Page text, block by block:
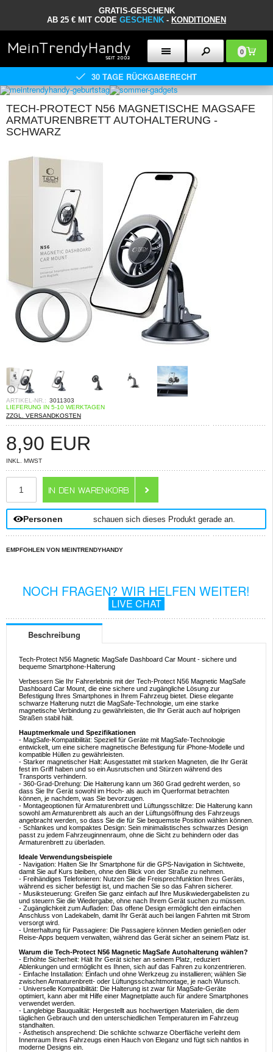
GRATIS-GESCHENK
AB 25 € MIT CODE GESCHENK - KONDITIONEN
0
30 TAGE RÜCKGABERECHT
TECH-PROTECT N56 MAGNETISCHE MAGSAFE
ARMATURENBRETT AUTOHALTERUNG -
SCHWARZ
ARTIKEL-NR.: 3011303
LIEFERUNG IN 5-10 WERKTAGEN
ZZGL. VERSANDKOSTEN
8,90 EUR
INKL. MWST
Personen schauen sich dieses Produkt gerade an.
EMPFOHLEN VON MEINTRENDYHANDY
NOCH FRAGEN? WIR HELFEN WEITER!
LIVE CHAT
Beschreibung
Tech-Protect N56 Magnetic MagSafe Dashboard Car Mount - sichere und
bequeme Smartphone-Halterung
Verbessern Sie Ihr Fahrerlebnis mit der Tech-Protect N56 Magnetic MagSafe
Dashboard Car Mount, die eine sichere und zugängliche Lösung zur
Befestigung Ihres Smartphones in Ihrem Fahrzeug bietet. Diese elegante
schwarze Halterung nutzt die MagSafe-Technologie, um eine starke
magnetische Verbindung zu gewährleisten, die Ihr Gerät auch auf holprigen
Straßen stabil hält.
Hauptmerkmale und Spezifikationen
- MagSafe-Kompatibilität: Speziell für Geräte mit MagSafe-Technologie
entwickelt, um eine sichere magnetische Befestigung für iPhone-Modelle und
kompatible Hüllen zu gewährleisten.
- Starker magnetischer Halt: Ausgestattet mit starken Magneten, die Ihr Gerät
fest im Griff haben und so ein Ausrutschen und Stürzen während des
Transports verhindern.
- 360-Grad-Drehung: Die Halterung kann um 360 Grad gedreht werden, so
dass Sie Ihr Gerät sowohl im Hoch- als auch im Querformat betrachten
können, je nachdem, was Sie bevorzugen.
- Montageoptionen für Armaturenbrett und Lüftungsschlitze: Die Halterung kann
sowohl am Armaturenbrett als auch an der Lüftungsöffnung des Fahrzeugs
angebracht werden, so dass Sie die für Sie bequemste Position wählen können.
- Schlankes und kompaktes Design: Sein minimalistisches schwarzes Design
passt zu jedem Fahrzeuginnenraum, ohne die Sicht zu behindern oder das
Armaturenbrett zu überladen.
Ideale Verwendungsbeispiele
- Navigation: Halten Sie Ihr Smartphone für die GPS-Navigation in Sichtweite,
damit Sie auf Kurs bleiben, ohne den Blick von der Straße zu nehmen.
- Freihändiges Telefonieren: Nutzen Sie die Freisprechfunktion Ihres Geräts,
während es sicher befestigt ist, und machen Sie so das Fahren sicherer.
- Musiksteuerung: Greifen Sie ganz einfach auf Ihre Musikwiedergabelisten zu
und steuern Sie die Wiedergabe, ohne nach Ihrem Gerät suchen zu müssen.
- Zugänglichkeit zum Aufladen: Das offene Design ermöglicht den einfachen
Anschluss von Ladekabeln, damit Ihr Gerät auch bei langen Fahrten mit Strom
versorgt wird.
- Unterhaltung für Passagiere: Die Passagiere können Medien genießen oder
Reise-Apps bequem verwalten, während das Gerät sicher an seinem Platz ist.
Warum die Tech-Protect N56 Magnetic MagSafe Autohalterung wählen?
- Erhöhte Sicherheit: Hält Ihr Gerät sicher an seinem Platz, reduziert
Ablenkungen und ermöglicht es Ihnen, sich auf das Fahren zu konzentrieren.
- Einfache Installation: Einfach und ohne Werkzeug zu installieren; wählen Sie
zwischen Armaturenbrett- oder Lüftungsschachtmontage, je nach Wunsch.
- Universelle Kompatibilität: Die Halterung ist zwar für MagSafe-Geräte
optimiert, kann aber mit Hilfe einer Magnetplatte auch für andere Smartphones
verwendet werden.
- Langlebige Bauqualität: Hergestellt aus hochwertigen Materialien, die dem
täglichen Gebrauch und den unterschiedlichen Temperaturen im Fahrzeug
standhalten.
- Ästhetisch ansprechend: Die schlichte schwarze Oberfläche verleiht dem
Innenraum Ihres Fahrzeugs einen Hauch von Eleganz und fügt sich nahtlos in
moderne Designs ein.